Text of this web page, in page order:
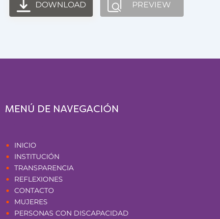
DOWNLOAD PREVIEW
MENÚ DE NAVEGACIÓN
INICIO
INSTITUCIÓN
TRANSPARENCIA
REFLEXIONES
CONTACTO
MUJERES
PERSONAS CON DISCAPACIDAD